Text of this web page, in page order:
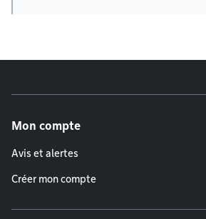
Mon compte
Avis et alertes
Créer mon compte